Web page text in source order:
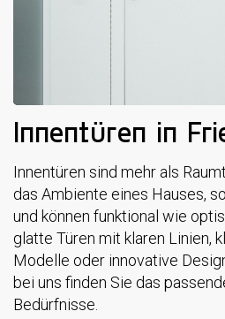
Innentüren in
Innentüren sind mehr als
das Ambiente eines Hauses,
und können funktional wie
glatte Türen mit klaren Linien,
Modelle oder innovative
bei uns finden Sie das
Bedürfnisse.